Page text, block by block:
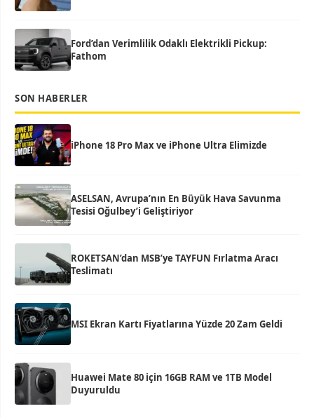
Ford’dan Verimlilik Odaklı Elektrikli Pickup:
Fathom
SON HABERLER
iPhone 18 Pro Max ve iPhone Ultra Elimizde
ASELSAN, Avrupa’nın En Büyük Hava Savunma
Tesisi Oğulbey’i Geliştiriyor
ROKETSAN’dan MSB’ye TAYFUN Fırlatma Aracı
Teslimatı
MSI Ekran Kartı Fiyatlarına Yüzde 20 Zam Geldi
Huawei Mate 80 için 16GB RAM ve 1TB Model
Duyuruldu